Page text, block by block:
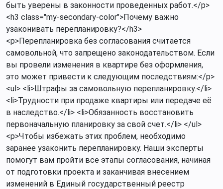
быть уверены в законности проведенных работ.</p>
<h3 class="my-secondary-color">Почему важно
узаконивать перепланировку?</h3>
<p>Перепланировка без согласования считается
самовольной, что запрещено законодательством. Если
вы провели изменения в квартире без оформления,
это может привести к следующим последствиям:</p>
<ul> <li>Штрафы за самовольную перепланировку.</li>
<li>Трудности при продаже квартиры или передаче её
в наследство.</li> <li>Обязанность восстановить
первоначальную планировку за свой счет.</li> </ul>
<p>Чтобы избежать этих проблем, необходимо
заранее узаконить перепланировку. Наши эксперты
помогут вам пройти все этапы согласования, начиная
от подготовки проекта и заканчивая внесением
изменений в Единый государственный реестр